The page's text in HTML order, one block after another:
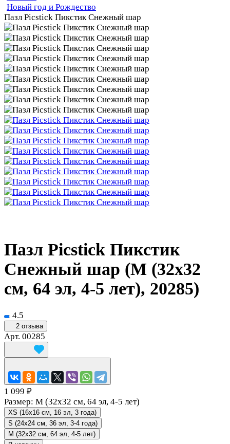
Новый год и Рождество
Пазл Picstick Пикстик Снежный шар
Пазл Picstick Пикстик
Снежный шар (M (32x32
см, 64 эл, 4-5 лет), 20285)
4.5
2 отзыва
Арт. 00285
1 099 ₽
Размер: M (32x32 см, 64 эл, 4-5 лет)
XS (16x16 см, 16 эл, 3 года)
S (24x24 см, 36 эл, 3-4 года)
M (32x32 см, 64 эл, 4-5 лет)